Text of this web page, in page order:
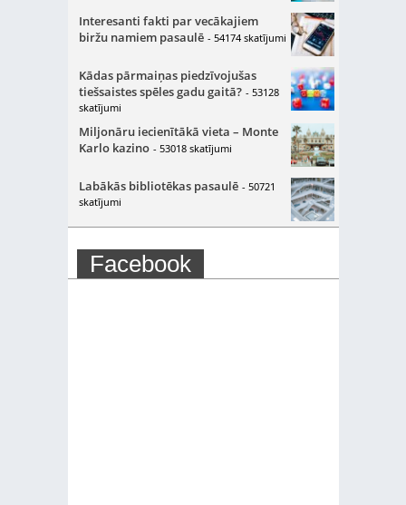
Interesanti fakti par vecākajiem
biržu namiem pasaulē - 54174 skatījumi
Kādas pārmaiņas piedzīvojušas
tiešsaistes spēles gadu gaitā? - 53128
skatījumi
Miljonāru iecienītākā vieta – Monte
Karlo kazino - 53018 skatījumi
Labākās bibliotēkas pasaulē - 50721
skatījumi
Facebook